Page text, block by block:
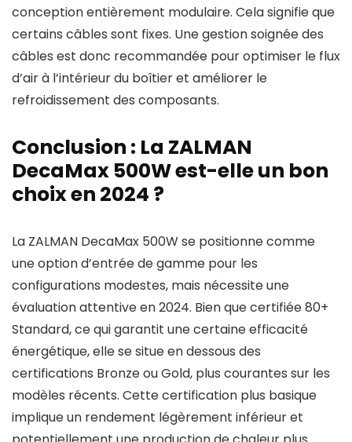
conception entièrement modulaire. Cela signifie que
certains câbles sont fixes. Une gestion soignée des
câbles est donc recommandée pour optimiser le flux
d’air à l’intérieur du boîtier et améliorer le
refroidissement des composants.
Conclusion : La ZALMAN
DecaMax 500W est-elle un bon
choix en 2024 ?
La ZALMAN DecaMax 500W se positionne comme
une option d’entrée de gamme pour les
configurations modestes, mais nécessite une
évaluation attentive en 2024. Bien que certifiée 80+
Standard, ce qui garantit une certaine efficacité
énergétique, elle se situe en dessous des
certifications Bronze ou Gold, plus courantes sur les
modèles récents. Cette certification plus basique
implique un rendement légèrement inférieur et